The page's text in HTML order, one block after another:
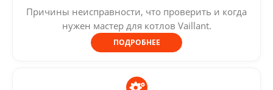
Причины неисправности, что проверить и когда
нужен мастер для котлов Vaillant.
ПОДРОБНЕЕ